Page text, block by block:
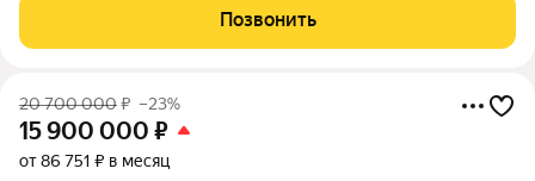
проживанию евротрешка в самом сердце Ростова. Вас ждет
свежий, стильный ремонт,
Позвонить
20 700 000₽ –23%
15 900 000 ₽
от 86 751 ₽ в месяц